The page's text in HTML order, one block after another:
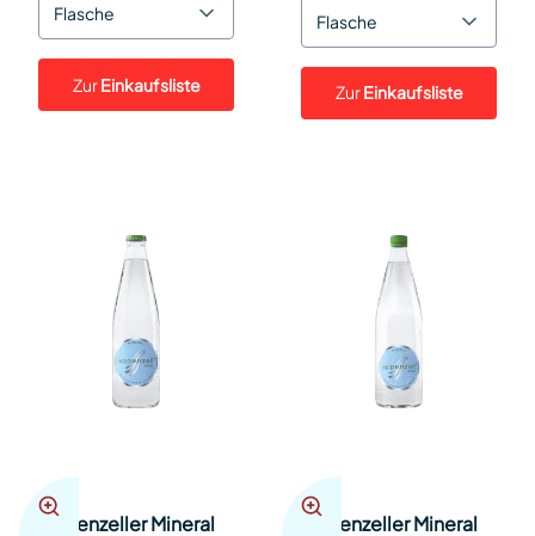
Flasche
ZurEinkaufsliste
Flasche
ZurEinkaufsliste
Appenzeller Mineral
Appenzeller Mineral